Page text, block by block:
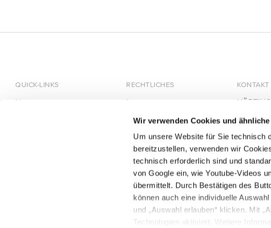
Wir verwenden Cookies und
Um unsere Website für Sie technisch
bereitzustellen, verwenden wir
technisch erforderlich sind und
von Google ein, wie Youtube-Videos
übermittelt. Durch Bestätigen des
können auch eine individuelle
und „Auswahl erlauben“ klicken. Mit
Technologien aktiviert. Weitere
KONTAKT
10115
+49
+49
QUICK-LINKS
Home
RECHTLICHES
Impressum
Datenschutz